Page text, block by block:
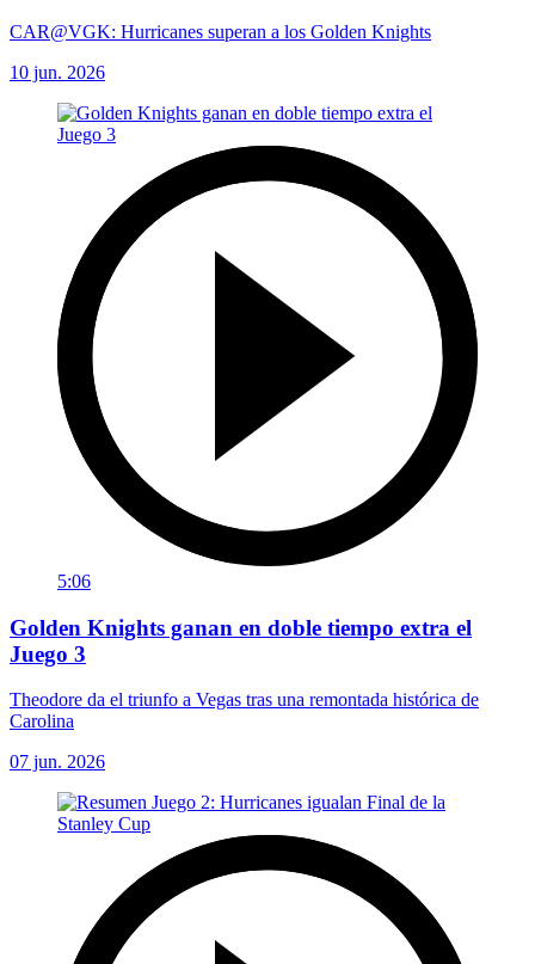
CAR@VGK: Hurricanes superan a los Golden Knights
10 jun. 2026
5:06
Golden Knights ganan en doble tiempo extra el
Juego 3
Theodore da el triunfo a Vegas tras una remontada histórica de
Carolina
07 jun. 2026